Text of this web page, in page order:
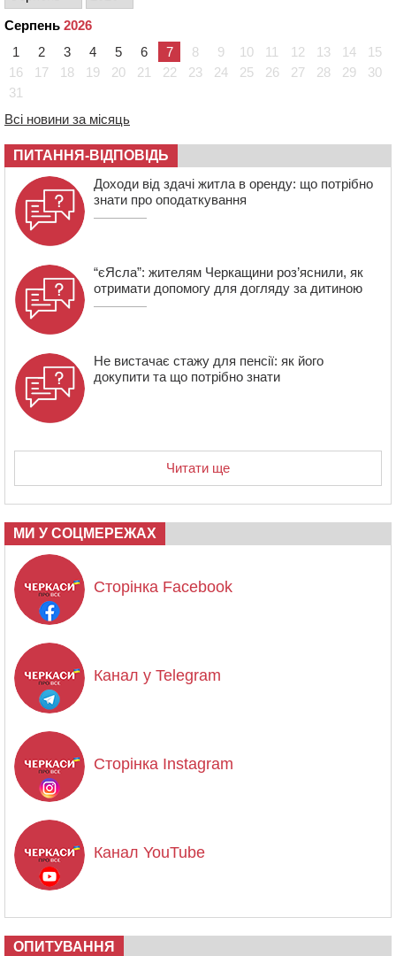
21:13 Вісім медалей, з яких чотири золоті: черкаські
спортсмени тріумфували на чемпіонаті України
20:31
На Черкащині спека протримається ще день
20:00
Педагогів Черкас запрошують на зустріч із
19:24 У Черкасах водійка протаранила Duster, коли
18:50 На Черкащині з початку року зросла кількість
постраждалих від укусів тварин
Серпень 2026
1
2 3 4 5 6 7 8 9 10 11 12 13 14
15
16
17 18 19 20 21 22 23 24 25 26 27 28 29
30
31
Всі новини за місяць
ПИТАННЯ-ВІДПОВІДЬ
Доходи від здачі житла в оренду: що потрібно
знати про оподаткування
“єЯсла”: жителям Черкащини роз’яснили, як
отримати допомогу для догляду за дитиною
Не вистачає стажу для пенсії: як його
докупити та що потрібно знати
Читати ще
МИ У СОЦМЕРЕЖАХ
Сторінка Facebook
Канал у Telegram
Сторінка Instagram
Канал YouTube
ОПИТУВАННЯ